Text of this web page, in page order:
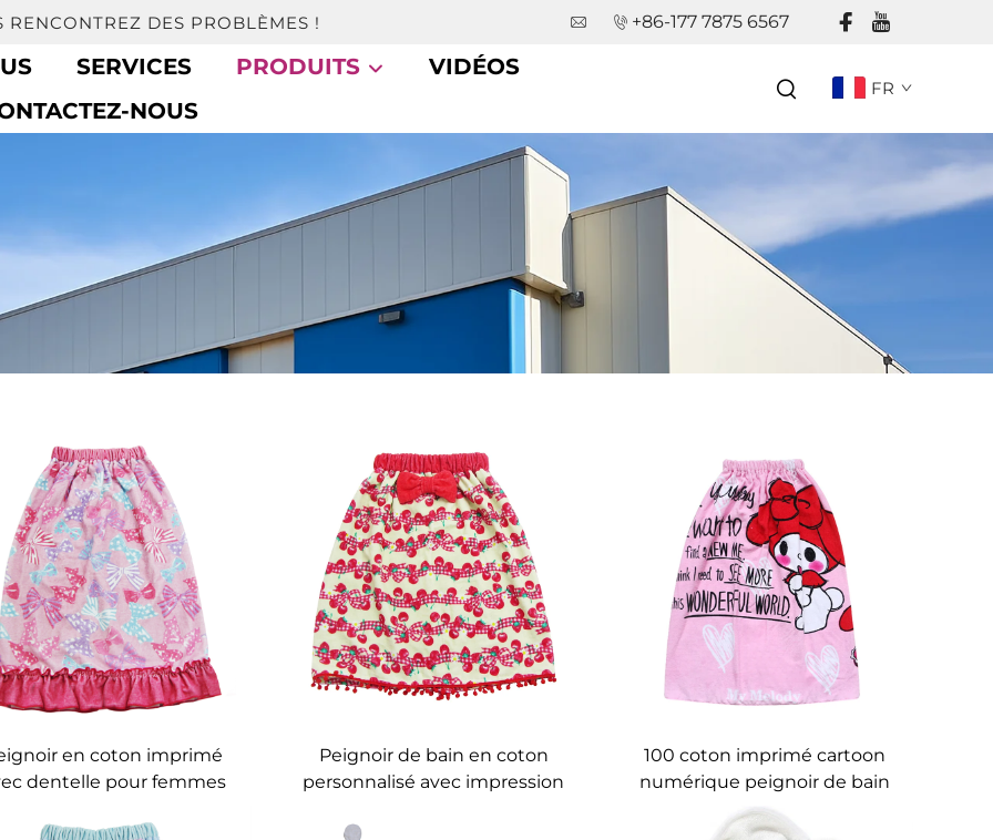
DES PROBLÈMES ! +86-177 7875 6567
SERVICES PRODUITS
VIDÉOS
NOUS
FR
en coton imprimé
dentelle pour femmes
Peignoir de bain en coton
personnalisé avec impression
100 coton imprimé cartoon
numérique peignoir de bain